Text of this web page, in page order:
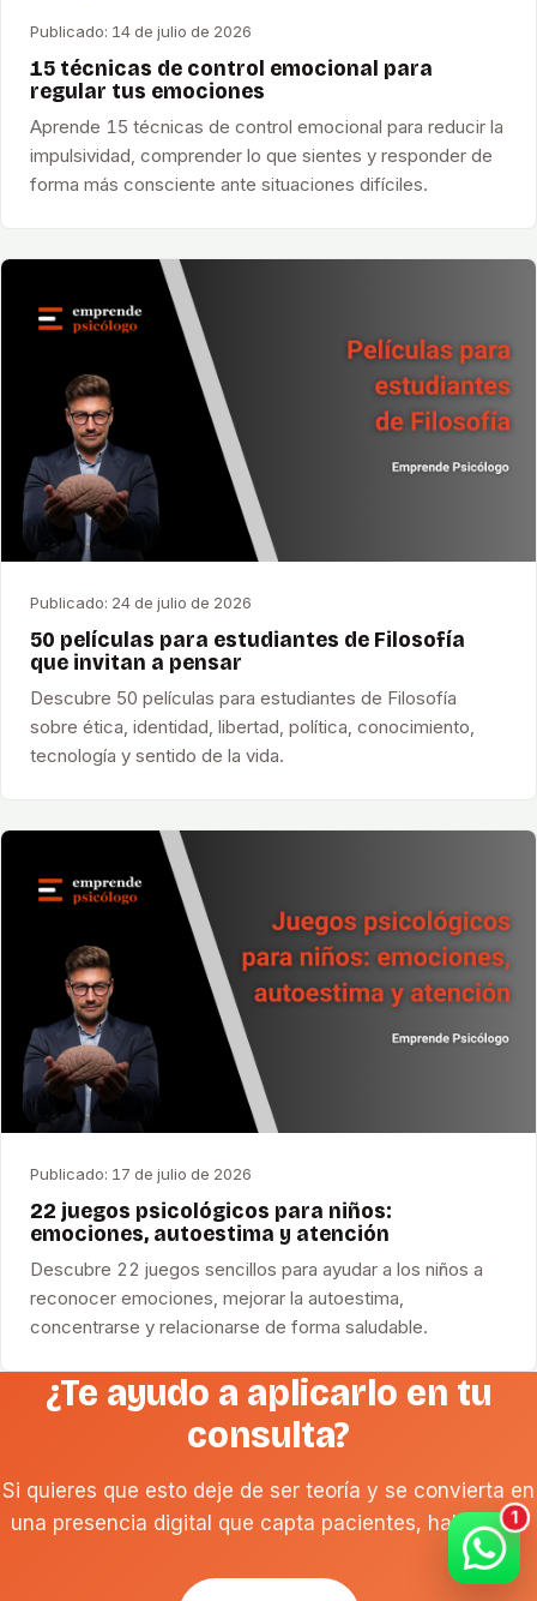
Publicado: 14 de julio de 2026
15 técnicas de control emocional para
regular tus emociones
Aprende 15 técnicas de control emocional para reducir la
impulsividad, comprender lo que sientes y responder de
forma más consciente ante situaciones difíciles.
Publicado: 24 de julio de 2026
50 películas para estudiantes de Filosofía
que invitan a pensar
Descubre 50 películas para estudiantes de Filosofía
sobre ética, identidad, libertad, política, conocimiento,
tecnología y sentido de la vida.
Publicado: 17 de julio de 2026
22 juegos psicológicos para niños:
emociones, autoestima y atención
Descubre 22 juegos sencillos para ayudar a los niños a
reconocer emociones, mejorar la autoestima,
concentrarse y relacionarse de forma saludable.
¿Te ayudo a aplicarlo en tu
consulta?
Si quieres que esto deje de ser teoría y se convierta en
una presencia digital que capta pacientes, hablemos.